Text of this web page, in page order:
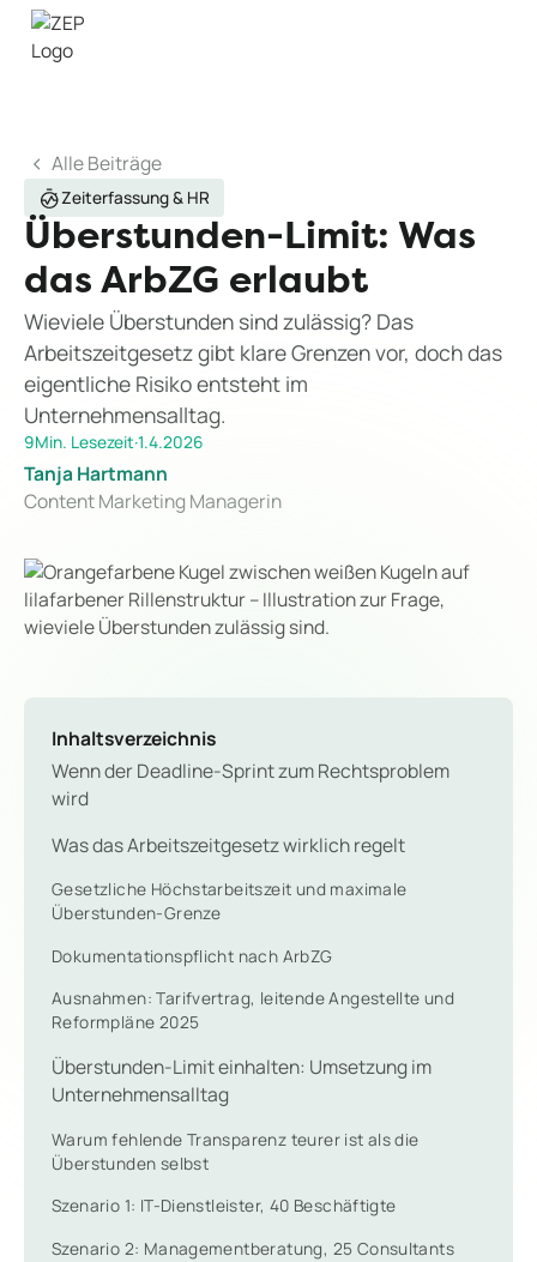
Alle Beiträge
Zeiterfassung & HR
Überstunden-Limit: Was
das ArbZG erlaubt
Wieviele Überstunden sind zulässig? Das
Arbeitszeitgesetz gibt klare Grenzen vor, doch das
eigentliche Risiko entsteht im
Unternehmensalltag.
9Min. Lesezeit·1.4.2026
Tanja Hartmann
Content Marketing Managerin
Inhaltsverzeichnis
Wenn der Deadline-Sprint zum Rechtsproblem
wird
Was das Arbeitszeitgesetz wirklich regelt
Gesetzliche Höchstarbeitszeit und maximale
Überstunden-Grenze
Dokumentationspflicht nach ArbZG
Ausnahmen: Tarifvertrag, leitende Angestellte und
Reformpläne 2025
Überstunden-Limit einhalten: Umsetzung im
Unternehmensalltag
Warum fehlende Transparenz teurer ist als die
Überstunden selbst
Szenario 1: IT-Dienstleister, 40 Beschäftigte
Szenario 2: Managementberatung, 25 Consultants